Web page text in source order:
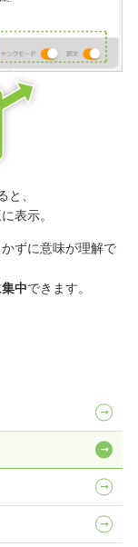
、
表示。
ずに意味が理解で
中できます。